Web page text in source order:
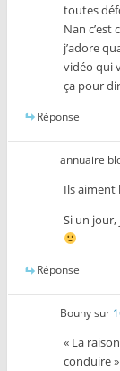
toutes
Nan
j’adore
vidéo qui
ça pour
Réponse
annuaire
Ils aiment
Si un
Réponse
Bounysur
« La
conduire